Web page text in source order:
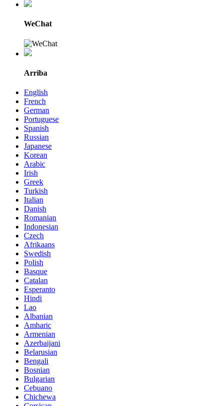
WeChat
Arriba
English
French
German
Portuguese
Spanish
Russian
Japanese
Korean
Arabic
Irish
Greek
Turkish
Italian
Danish
Romanian
Indonesian
Czech
Afrikaans
Swedish
Polish
Basque
Catalan
Esperanto
Hindi
Lao
Albanian
Amharic
Armenian
Azerbaijani
Belarusian
Bengali
Bosnian
Bulgarian
Cebuano
Chichewa